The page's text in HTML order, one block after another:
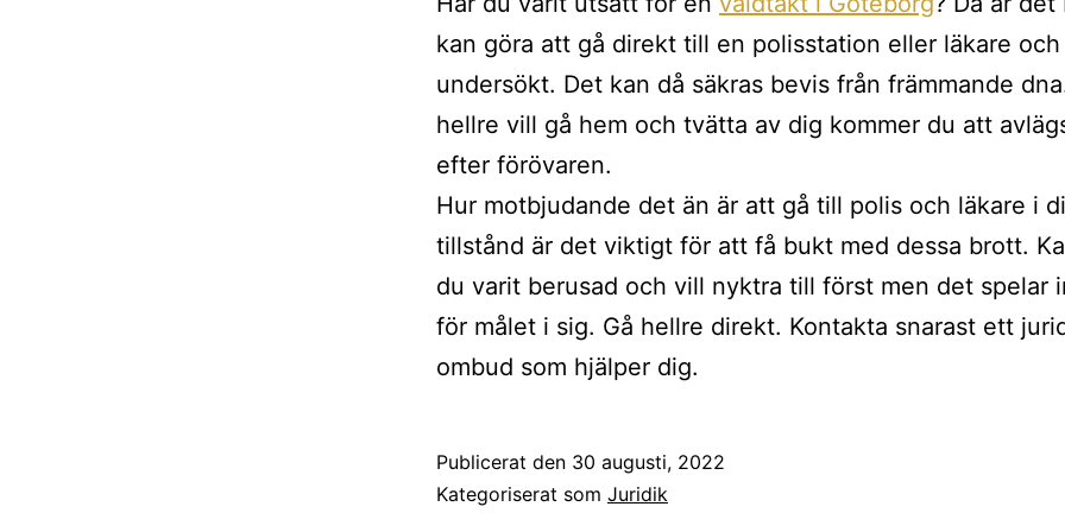
kan göra att gå direkt till en polisstation eller läkare
undersökt. Det kan då säkras bevis från främmande
hellre vill gå hem och tvätta av dig kommer du att
efter förövaren.
Hur motbjudande det än är att gå till polis och läkare i
tillstånd är det viktigt för att få bukt med dessa brott.
du varit berusad och vill nyktra till först men det spelar
för målet i sig. Gå hellre direkt. Kontakta snarast ett
ombud som hjälper dig.
Publicerat den 30 augusti, 2022
Kategoriserat som Juridik